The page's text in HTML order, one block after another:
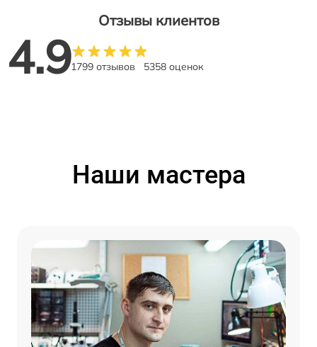
Отзывы клиентов
4.91799 отзывов 5358 оценок
Наши мастера